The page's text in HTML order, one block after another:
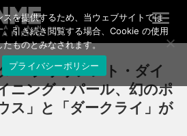
T
o
g
l
e
n
a
ー ブリリアント・ダイ
ニング・パール、幻のポ
ス」と「ダークライ」が
スを提供するため、当ウェブサイトでは
引き続き閲覧する場合、Cookie の使用
たものとみなされます。
プライバシーポリシー